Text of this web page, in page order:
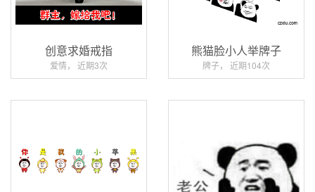
创意求婚戒指
爱情， 近期3次
熊猫脸小人举牌子
牌子， 近期104次